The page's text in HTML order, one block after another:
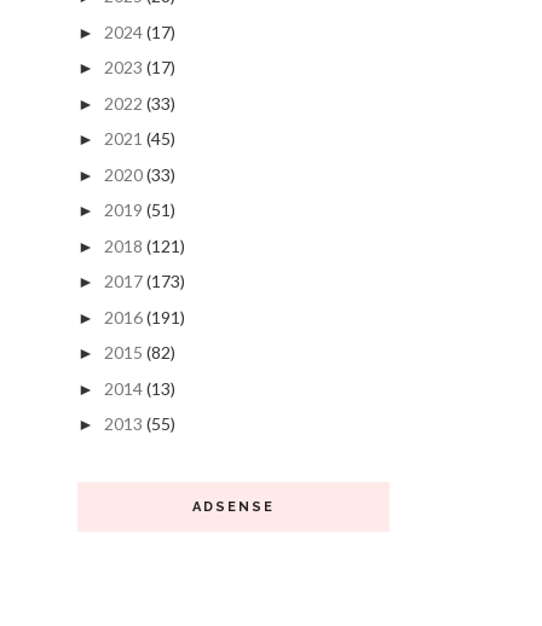
► 2024(17)
► 2023 (17)
► 2022 (33)
► 2021 (45)
► 2020(33)
► 2019 (51)
► 2018 (121)
► 2017(173)
► 2016(191)
► 2015 (82)
► 2014(13)
► 2013 (55)
ADSENSE